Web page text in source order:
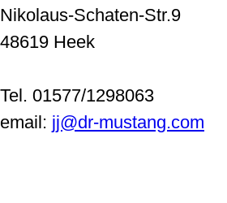
Nikolaus-Schaten-Str.9
48619 Heek
Tel. 01577/1298063
email: jj@dr-mustang.com